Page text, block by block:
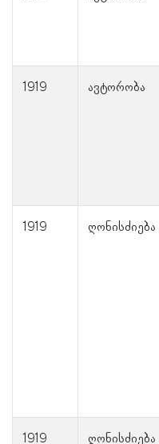
1919 ავტორობა
1919 ღონისძიება
1919 ღონისძიება